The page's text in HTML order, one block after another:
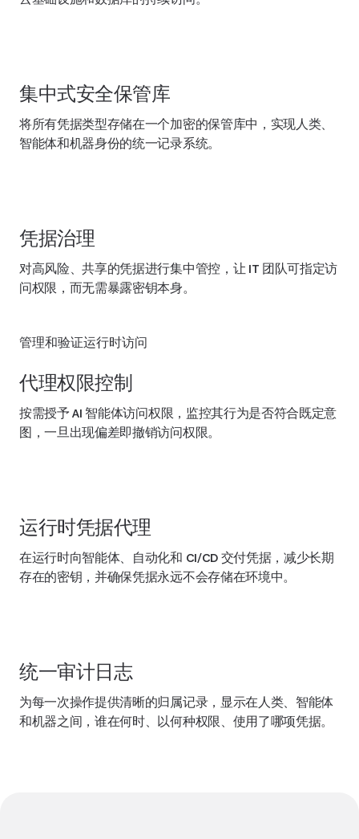
集中式安全保管库
将所有凭据类型存储在一个加密的保管库中，实现人类、
智能体和机器身份的统一记录系统。
凭据治理
对高风险、共享的凭据进行集中管控，让 IT 团队可指定访
问权限，而无需暴露密钥本身。
管理和验证运行时访问
代理权限控制
按需授予 AI 智能体访问权限，监控其行为是否符合既定意
图，一旦出现偏差即撤销访问权限。
运行时凭据代理
在运行时向智能体、自动化和 CI/CD 交付凭据，减少长期
存在的密钥，并确保凭据永远不会存储在环境中。
统一审计日志
为每一次操作提供清晰的归属记录，显示在人类、智能体
和机器之间，谁在何时、以何种权限、使用了哪项凭据。